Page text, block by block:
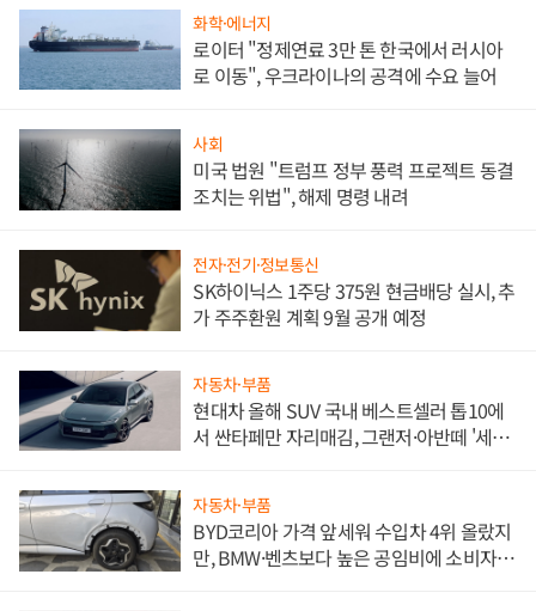
화학·에너지
로이터 "정제연료 3만 톤 한국에서 러시아
로 이동", 우크라이나의 공격에 수요 늘어
사회
미국 법원 "트럼프 정부 풍력 프로젝트 동결
조치는 위법", 해제 명령 내려
전자·전기·정보통신
SK하이닉스 1주당 375원 현금배당 실시, 추
가 주주환원 계획 9월 공개 예정
자동차·부품
현대차 올해 SUV 국내 베스트셀러 톱10에
서 싼타페만 자리매김, 그랜저·아반떼 '세단
자동차·부품
BYD코리아 가격 앞세워 수입차 4위 올랐지
만, BMW·벤츠보다 높은 공임비에 소비자